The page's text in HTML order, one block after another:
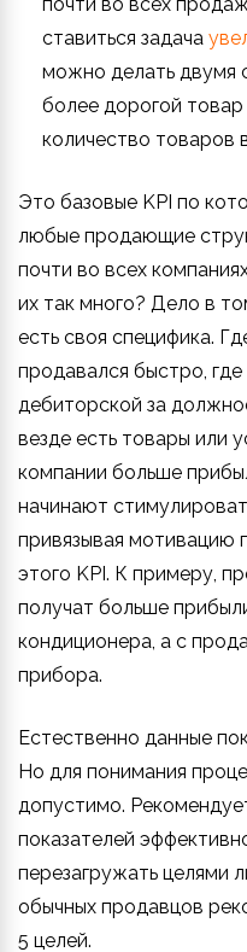
ставиться задача
можно делать двумя
более дорогой товар
количество товаров
Это базовые KPI по
любые продающие
почти во всех
их так много? Дело в
есть своя специфика.
продавался быстро,
дебиторской за
везде есть товары или
компании больше
начинают
привязывая мотивацию
этого KPI. К примеру,
получат больше
кондиционера, а с
прибора.
Естественно данные
Но для понимания
допустимо.
показателей
перезагружать целями
обычных продавцов
5 целей.